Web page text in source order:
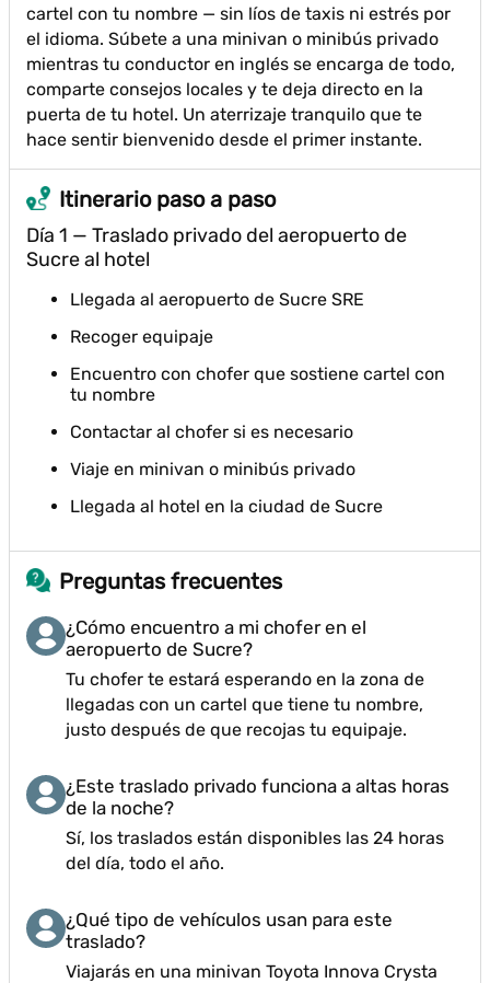
cartel con tu nombre — sin líos de taxis ni estrés por
el idioma. Súbete a una minivan o minibús privado
mientras tu conductor en inglés se encarga de todo,
comparte consejos locales y te deja directo en la
puerta de tu hotel. Un aterrizaje tranquilo que te
hace sentir bienvenido desde el primer instante.
Itinerario paso a paso
Día 1 — Traslado privado del aeropuerto de
Sucre al hotel
Llegada al aeropuerto de Sucre SRE
Recoger equipaje
Encuentro con chofer que sostiene cartel con
tu nombre
Contactar al chofer si es necesario
Viaje en minivan o minibús privado
Llegada al hotel en la ciudad de Sucre
Preguntas frecuentes
¿Cómo encuentro a mi chofer en el
aeropuerto de Sucre?
Tu chofer te estará esperando en la zona de
llegadas con un cartel que tiene tu nombre,
justo después de que recojas tu equipaje.
¿Este traslado privado funciona a altas horas
de la noche?
Sí, los traslados están disponibles las 24 horas
del día, todo el año.
¿Qué tipo de vehículos usan para este
traslado?
Viajarás en una minivan Toyota Innova Crysta